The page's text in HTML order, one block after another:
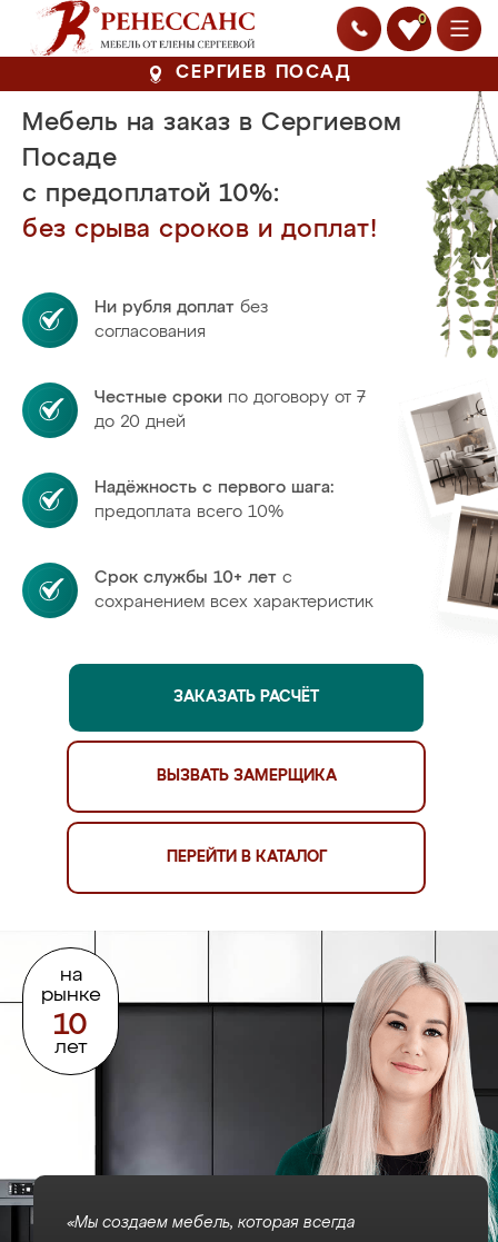
0
СЕРГИЕВ ПОСАД
на
рынке
10
лет
Мебель на заказ в Сергиевом
Посаде
с предоплатой 10%:
без срыва сроков и доплат!
Ни рубля доплат без
согласования
Честные сроки по договору от 7
до 20 дней
Надёжность с первого шага:
предоплата всего 10%
Срок службы 10+ лет с
сохранением всех характеристик
ЗАКАЗАТЬ РАСЧЁТ
ВЫЗВАТЬ ЗАМЕРЩИКА
ПЕРЕЙТИ В КАТАЛОГ
«Мы создаем мебель, которая всегда